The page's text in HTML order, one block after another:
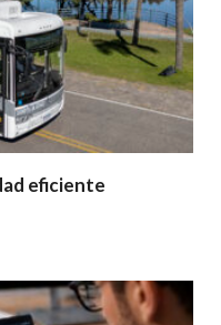
eficiente